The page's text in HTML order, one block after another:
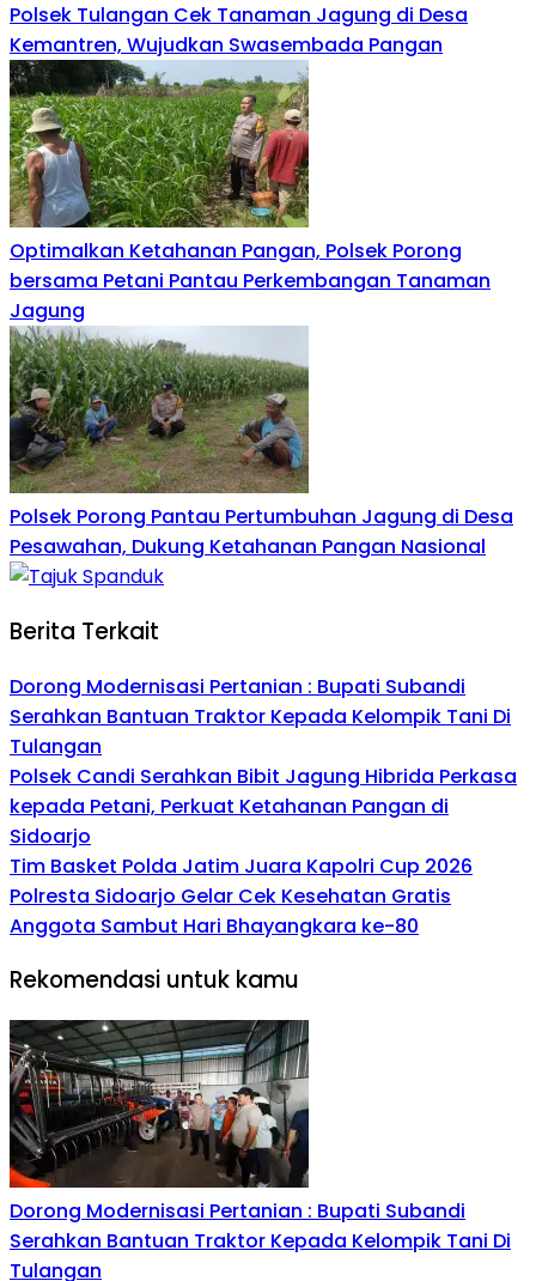
Polsek Tulangan Cek Tanaman Jagung di Desa
Kemantren, Wujudkan Swasembada Pangan
Optimalkan Ketahanan Pangan, Polsek Porong
bersama Petani Pantau Perkembangan Tanaman
Jagung
Polsek Porong Pantau Pertumbuhan Jagung di Desa
Pesawahan, Dukung Ketahanan Pangan Nasional
Berita Terkait
Dorong Modernisasi Pertanian : Bupati Subandi
Serahkan Bantuan Traktor Kepada Kelompik Tani Di
Tulangan
Polsek Candi Serahkan Bibit Jagung Hibrida Perkasa
kepada Petani, Perkuat Ketahanan Pangan di
Sidoarjo
Tim Basket Polda Jatim Juara Kapolri Cup 2026
Polresta Sidoarjo Gelar Cek Kesehatan Gratis
Anggota Sambut Hari Bhayangkara ke-80
Rekomendasi untuk kamu
Dorong Modernisasi Pertanian : Bupati Subandi
Serahkan Bantuan Traktor Kepada Kelompik Tani Di
Tulangan